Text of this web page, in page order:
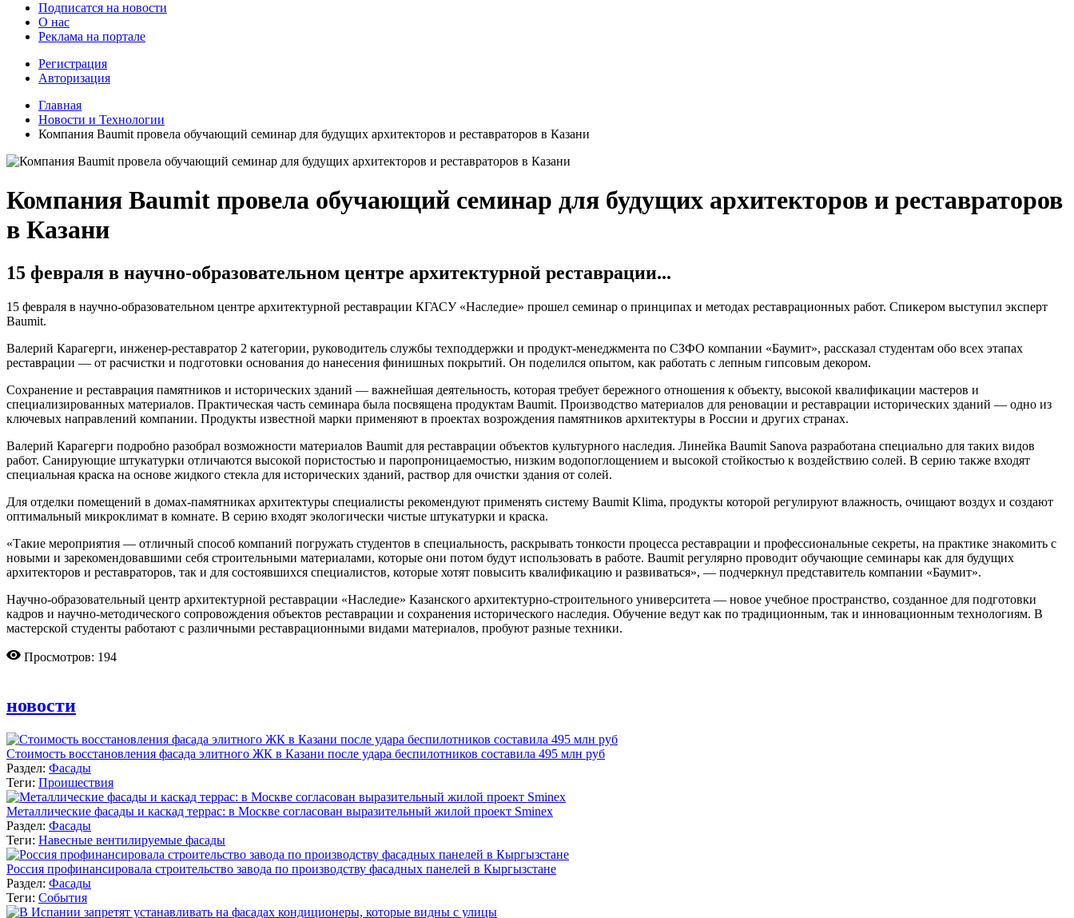
Подписатся на новости
О нас
Реклама на портале
Регистрация
Авторизация
Главная
Новости и Технологии
Компания Baumit провела обучающий семинар для будущих архитекторов и реставраторов в Казани
Компания Baumit провела обучающий семинар для будущих архитекторов и реставраторов
в Казани
15 февраля в научно-образовательном центре архитектурной реставрации...
15 февраля в научно-образовательном центре архитектурной реставрации КГАСУ «Наследие» прошел семинар о принципах и методах реставрационных работ. Спикером выступил эксперт
Baumit.
Валерий Карагерги, инженер-реставратор 2 категории, руководитель службы техподдержки и продукт-менеджмента по СЗФО компании «Баумит», рассказал студентам обо всех этапах
реставрации — от расчистки и подготовки основания до нанесения финишных покрытий. Он поделился опытом, как работать с лепным гипсовым декором.
Сохранение и реставрация памятников и исторических зданий — важнейшая деятельность, которая требует бережного отношения к объекту, высокой квалификации мастеров и
специализированных материалов. Практическая часть семинара была посвящена продуктам Baumit. Производство материалов для реновации и реставрации исторических зданий — одно из
ключевых направлений компании. Продукты известной марки применяют в проектах возрождения памятников архитектуры в России и других странах.
Валерий Карагерги подробно разобрал возможности материалов Baumit для реставрации объектов культурного наследия. Линейка Baumit Sanova разработана специально для таких видов
работ. Санирующие штукатурки отличаются высокой пористостью и паропроницаемостью, низким водопоглощением и высокой стойкостью к воздействию солей. В серию также входят
специальная краска на основе жидкого стекла для исторических зданий, раствор для очистки здания от солей.
Для отделки помещений в домах-памятниках архитектуры специалисты рекомендуют применять систему Baumit Klima, продукты которой регулируют влажность, очищают воздух и создают
оптимальный микроклимат в комнате. В серию входят экологически чистые штукатурки и краска.
«Такие мероприятия — отличный способ компаний погружать студентов в специальность, раскрывать тонкости процесса реставрации и профессиональные секреты, на практике знакомить с
новыми и зарекомендовавшими себя строительными материалами, которые они потом будут использовать в работе. Baumit регулярно проводит обучающие семинары как для будущих
архитекторов и реставраторов, так и для состоявшихся специалистов, которые хотят повысить квалификацию и развиваться», — подчеркнул представитель компании «Баумит».
Научно-образовательный центр архитектурной реставрации «Наследие» Казанского архитектурно-строительного университета — новое учебное пространство, созданное для подготовки
кадров и научно-методического сопровождения объектов реставрации и сохранения исторического наследия. Обучение ведут как по традиционным, так и инновационным технологиям. В
мастерской студенты работают с различными реставрационными видами материалов, пробуют разные техники.
Просмотров: 194
новости
Стоимость восстановления фасада элитного ЖК в Казани после удара беспилотников составила 495 млн руб
Раздел: Фасады
Теги: Проишествия
Металлические фасады и каскад террас: в Москве согласован выразительный жилой проект Sminex
Раздел: Фасады
Теги: Навесные вентилируемые фасады
Россия профинансировала строительство завода по производству фасадных панелей в Кыргызстане
Раздел: Фасады
Теги: События